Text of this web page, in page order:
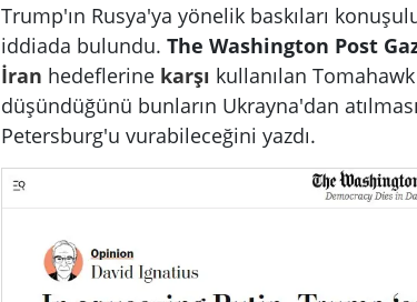
Trump'ın Rusya'ya yönelik baskıları
iddiada bulundu. The Washington Post
İran hedeflerine karşı kullanılan
düşündüğünü bunların Ukrayna'dan
Petersburg'u vurabileceğini yazdı.